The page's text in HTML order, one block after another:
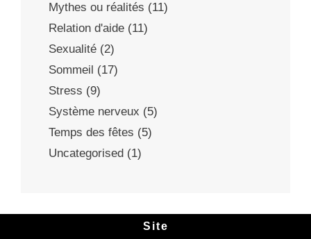
Mythes ou réalités (11)
Relation d'aide (11)
Sexualité (2)
Sommeil (17)
Stress (9)
Système nerveux (5)
Temps des fêtes (5)
Uncategorised (1)
Site